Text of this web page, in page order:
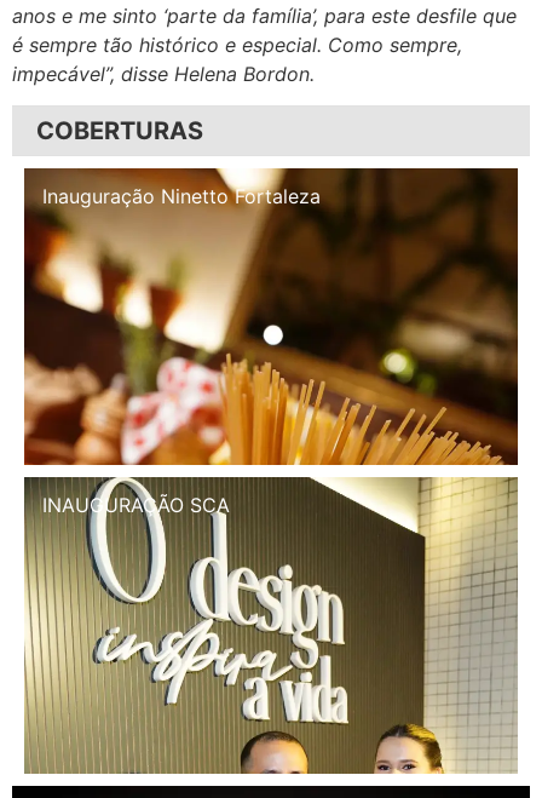
anos e me sinto ‘parte da família’, para este desfile que
é sempre tão histórico e especial. Como sempre,
impecável”, disse Helena Bordon.
COBERTURAS
Inauguração Illa Café
INAUGURAÇÃO SCA